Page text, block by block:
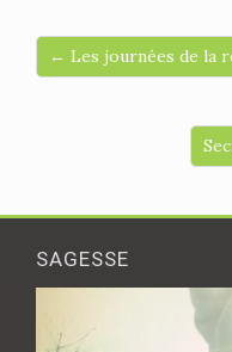
← Les journées de la
SAGESSE